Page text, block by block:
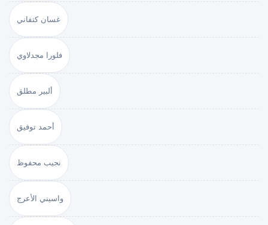
غسان كنفاني
فلورا مجدلاوي
ألبير مطلق
أحمد توفيق
نجيب محفوظ
واسيني الأعرج